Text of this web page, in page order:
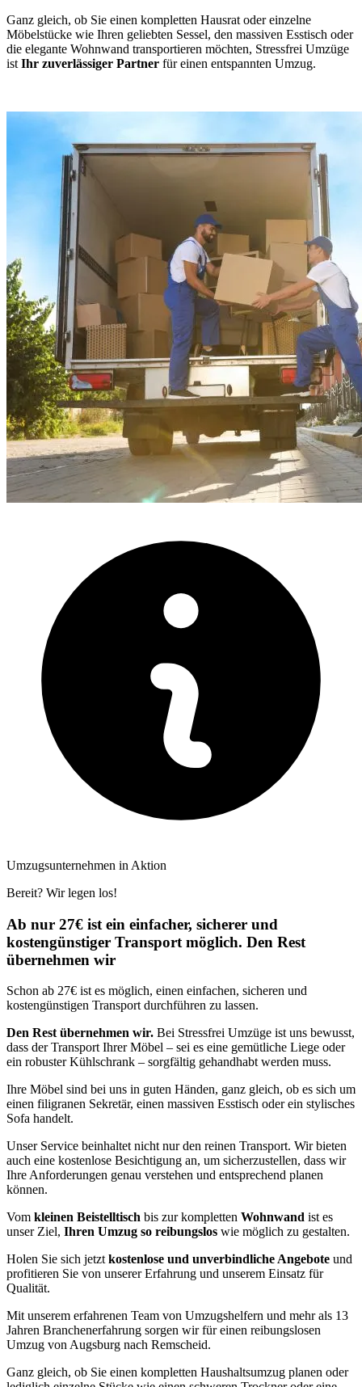
Ganz gleich, ob Sie einen kompletten Hausrat oder einzelne
Möbelstücke wie Ihren geliebten Sessel, den massiven Esstisch oder
die elegante Wohnwand transportieren möchten, Stressfrei Umzüge
ist Ihr zuverlässiger Partner für einen entspannten Umzug.
Umzugsunternehmen in Aktion
Bereit? Wir legen los!
Ab nur 27€ ist ein einfacher, sicherer und
kostengünstiger Transport möglich. Den Rest
übernehmen wir
Schon ab 27€ ist es möglich, einen einfachen, sicheren und
kostengünstigen Transport durchführen zu lassen.
Den Rest übernehmen wir. Bei Stressfrei Umzüge ist uns bewusst,
dass der Transport Ihrer Möbel – sei es eine gemütliche Liege oder
ein robuster Kühlschrank – sorgfältig gehandhabt werden muss.
Ihre Möbel sind bei uns in guten Händen, ganz gleich, ob es sich um
einen filigranen Sekretär, einen massiven Esstisch oder ein stylisches
Sofa handelt.
Unser Service beinhaltet nicht nur den reinen Transport. Wir bieten
auch eine kostenlose Besichtigung an, um sicherzustellen, dass wir
Ihre Anforderungen genau verstehen und entsprechend planen
können.
Vom kleinen Beistelltisch bis zur kompletten Wohnwand ist es
unser Ziel, Ihren Umzug so reibungslos wie möglich zu gestalten.
Holen Sie sich jetzt kostenlose und unverbindliche Angebote und
profitieren Sie von unserer Erfahrung und unserem Einsatz für
Qualität.
Mit unserem erfahrenen Team von Umzugshelfern und mehr als 13
Jahren Branchenerfahrung sorgen wir für einen reibungslosen
Umzug von Augsburg nach Remscheid.
Ganz gleich, ob Sie einen kompletten Haushaltsumzug planen oder